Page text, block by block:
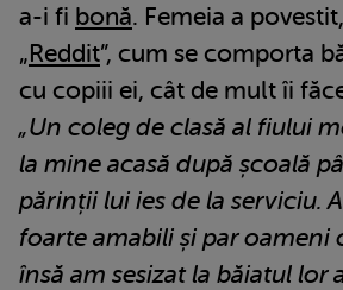
a-i fi bonă. Femeia a
„Reddit”, cum se comporta
cu copiii ei, cât de mult îi
„Un coleg de clasă al fiului
la mine acasă după școală
părinții lui ies de la serviciu.
foarte amabili și par oameni
însă am sesizat la băiatul lor